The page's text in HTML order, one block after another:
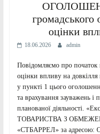
громадського
оцінки
18.06.2026 admin
Повідомляємо про початок
оцінки впливу на довкілля
у пункті 1 цього
та врахування зауважень і
планованої діяльності.
ТОВАРИСТВА З
«СТБАРРЕЛ» за адресою: